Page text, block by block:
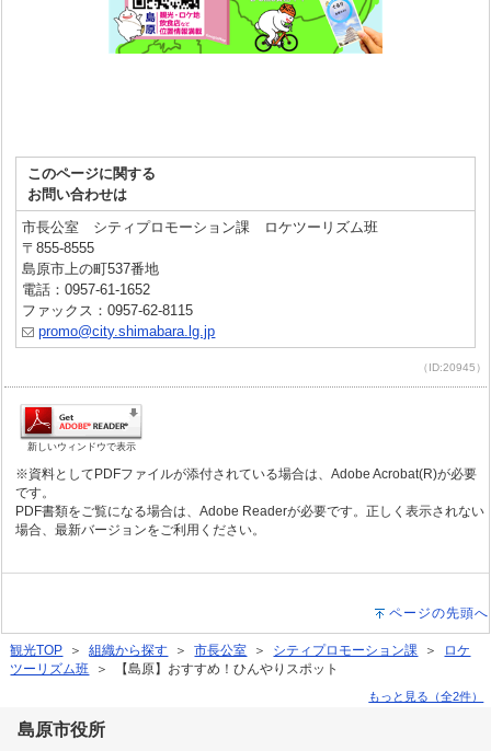
このページに関する
お問い合わせは
市長公室 シティプロモーション課 ロケツーリズム班
〒855-8555
島原市上の町537番地
電話：0957-61-1652
ファックス：0957-62-8115
promo@city.shimabara.lg.jp
（ID:20945）
新しいウィンドウで表示
※資料としてPDFファイルが添付されている場合は、Adobe Acrobat(R)が必要
です。
PDF書類をご覧になる場合は、Adobe Readerが必要です。正しく表示されない
場合、最新バージョンをご利用ください。
ページの先頭へ
観光TOP ＞組織から探す ＞市長公室 ＞ シティプロモーション課 ＞
ロケ
ツーリズム班 ＞ 【島原】おすすめ！ひんやりスポット
もっと見る（全2件）
島原市役所